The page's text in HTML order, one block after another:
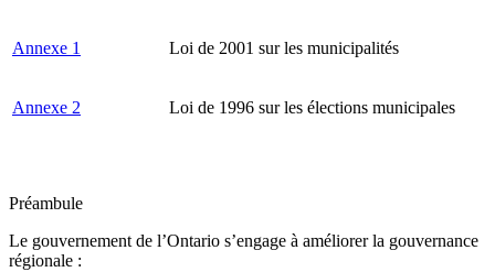
Annexe 1 Loi de 2001 sur les municipalités
Annexe 2 Loi de 1996 sur les élections municipales
Préambule
Le gouvernement de l’Ontario s’engage à améliorer la gouvernance
régionale :